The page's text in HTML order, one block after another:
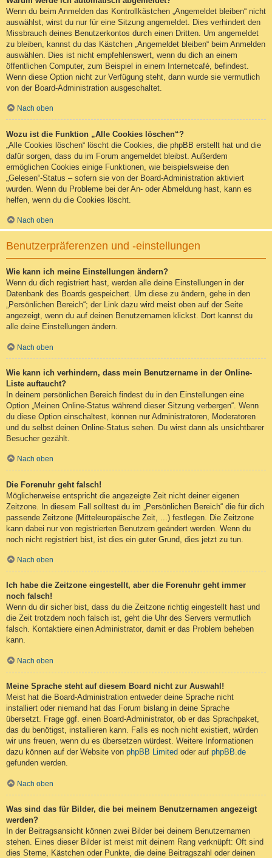
Wenn du beim Anmelden das Kontrollkästchen „Angemeldet bleiben“ nicht
auswählst, wirst du nur für eine Sitzung angemeldet. Dies verhindert den
Missbrauch deines Benutzerkontos durch einen Dritten. Um angemeldet
zu bleiben, kannst du das Kästchen „Angemeldet bleiben“ beim Anmelden
auswählen. Dies ist nicht empfehlenswert, wenn du dich an einem
öffentlichen Computer, zum Beispiel in einem Internetcafé, befindest.
Wenn diese Option nicht zur Verfügung steht, dann wurde sie vermutlich
von der Board-Administration ausgeschaltet.
Nach oben
Wozu ist die Funktion „Alle Cookies löschen“?
„Alle Cookies löschen“ löscht die Cookies, die phpBB erstellt hat und die
dafür sorgen, dass du im Forum angemeldet bleibst. Außerdem
ermöglichen Cookies einige Funktionen, wie beispielsweise den
„Gelesen“-Status – sofern sie von der Board-Administration aktiviert
wurden. Wenn du Probleme bei der An- oder Abmeldung hast, kann es
helfen, wenn du die Cookies löscht.
Nach oben
Benutzerpräferenzen und -einstellungen
Wie kann ich meine Einstellungen ändern?
Wenn du dich registriert hast, werden alle deine Einstellungen in der
Datenbank des Boards gespeichert. Um diese zu ändern, gehe in den
„Persönlichen Bereich“; der Link dazu wird meist oben auf der Seite
angezeigt, wenn du auf deinen Benutzernamen klickst. Dort kannst du
alle deine Einstellungen ändern.
Nach oben
Wie kann ich verhindern, dass mein Benutzername in der Online-
Liste auftaucht?
In deinem persönlichen Bereich findest du in den Einstellungen eine
Option „Meinen Online-Status während dieser Sitzung verbergen“. Wenn
du diese Option einschaltest, können nur Administratoren, Moderatoren
und du selbst deinen Online-Status sehen. Du wirst dann als unsichtbarer
Besucher gezählt.
Nach oben
Die Forenuhr geht falsch!
Möglicherweise entspricht die angezeigte Zeit nicht deiner eigenen
Zeitzone. In diesem Fall solltest du im „Persönlichen Bereich“ die für dich
passende Zeitzone (Mitteleuropäische Zeit, ...) festlegen. Die Zeitzone
kann dabei nur von registrierten Benutzern geändert werden. Wenn du
noch nicht registriert bist, ist dies ein guter Grund, dies jetzt zu tun.
Nach oben
Ich habe die Zeitzone eingestellt, aber die Forenuhr geht immer
noch falsch!
Wenn du dir sicher bist, dass du die Zeitzone richtig eingestellt hast und
die Zeit trotzdem noch falsch ist, geht die Uhr des Servers vermutlich
falsch. Kontaktiere einen Administrator, damit er das Problem beheben
kann.
Nach oben
Meine Sprache steht auf diesem Board nicht zur Auswahl!
Meist hat die Board-Administration entweder deine Sprache nicht
installiert oder niemand hat das Forum bislang in deine Sprache
übersetzt. Frage ggf. einen Board-Administrator, ob er das Sprachpaket,
das du benötigst, installieren kann. Falls es noch nicht existiert, würden
wir uns freuen, wenn du es übersetzen würdest. Weitere Informationen
dazu können auf der Website von phpBB Limited oder auf phpBB.de
gefunden werden.
Nach oben
Was sind das für Bilder, die bei meinem Benutzernamen angezeigt
werden?
In der Beitragsansicht können zwei Bilder bei deinem Benutzernamen
stehen. Eines dieser Bilder ist meist mit deinem Rang verknüpft: Oft sind
dies Sterne, Kästchen oder Punkte, die deine Beitragszahl oder deinen